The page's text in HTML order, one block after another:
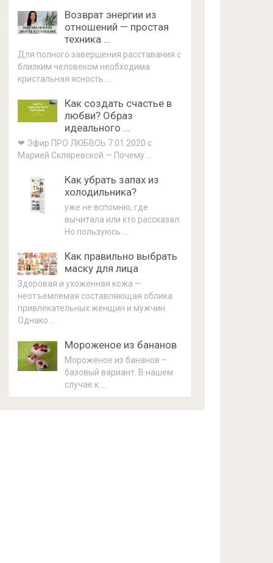
Возврат энергии из
отношений — простая
техника …
Для полного завершения расставания с
близким человеком необходима
кристальная ясность. …
Как создать счастье в
любви? Образ
идеального …
❤ Эфир ПРО ЛЮБВОЬ 7.01.2020 с
Марией Скляревской — Почему …
Как убрать запах из
холодильника?
уже не вспомню, где
вычитала или кто рассказал.
Но пользуюсь …
Как правильно выбрать
маску для лица
Здоровая и ухоженная кожа —
неотъемлемая составляющая облика
привлекательных женщин и мужчин.
Однако …
Мороженое из бананов
Мороженое из бананов –
базовый вариант. В нашем
случае к …